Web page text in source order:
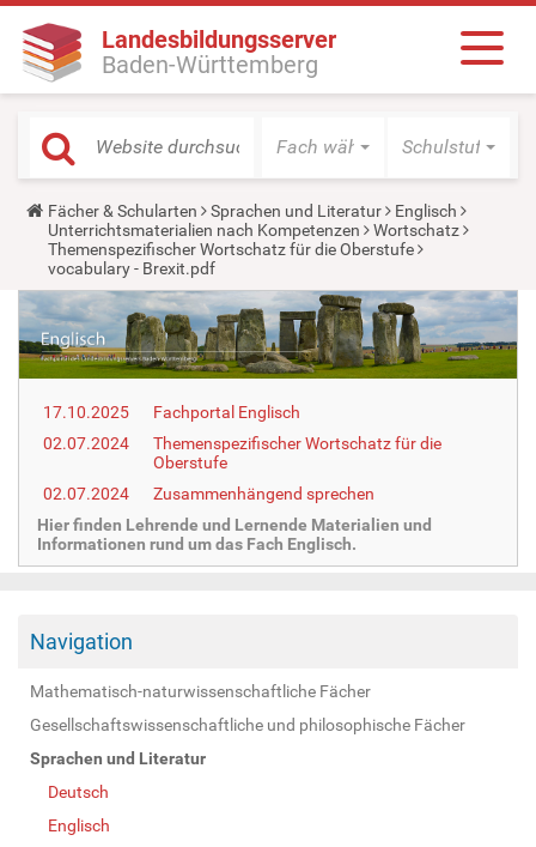
Landesbildungsserver
Baden-Württemberg
Fach wählen Schulstufe
Y
o
u
a
r
h
e
r
e
Fächer & Schularten Sprachen und Literatur
Englisch
Unterrichtsmaterialien nach Kompetenzen
Wortschatz
Themenspezifischer Wortschatz für die Oberstufe
vocabulary - Brexit.pdf
17.10.2025
Fachportal Englisch
02.07.2024
Themenspezifischer Wortschatz für die
Oberstufe
02.07.2024
Zusammenhängend sprechen
Hier finden Lehrende und Lernende Materialien und
Informationen rund um das Fach Englisch.
Navigation
Mathematisch-naturwissenschaftliche Fächer
Gesellschaftswissenschaftliche und philosophische Fächer
Sprachen und Literatur
Deutsch
Englisch